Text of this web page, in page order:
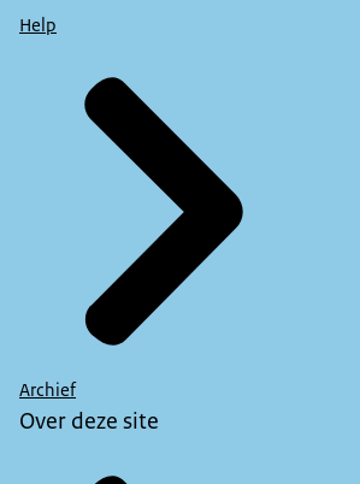
Help
Archief
Over deze site